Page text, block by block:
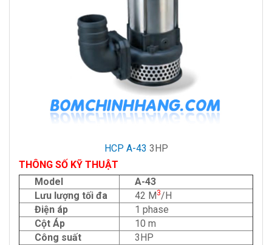
HCP A-43 3HP
THÔNG SỐ KỸ THUẬT
Model
A-43
Lưu lượng tối đa
42 M3/H
Điện áp
1 phase
Cột Áp
10 m
Công suất
3HP